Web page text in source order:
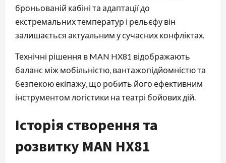
броньованій кабіні та адаптації до
екстремальних температур і рельєфу він
залишається актуальним у сучасних конфліктах.
Технічні рішення в MAN HX81 відображають
баланс між мобільністю, вантажопідйомністю та
безпекою екіпажу, що робить його ефективним
інструментом логістики на театрі бойових дій.
Історія створення та
розвитку MAN HX81